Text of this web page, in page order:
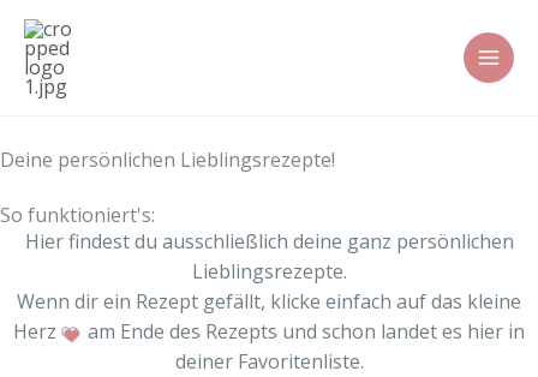
Zum
Inhalt
springen
Deine persönlichen Lieblingsrezepte!
So funktioniert's:
Hier findest du ausschließlich deine ganz persönlichen
Lieblingsrezepte.
Wenn dir ein Rezept gefällt, klicke einfach auf das kleine
Herz
am Ende des Rezepts und schon landet es hier in
deiner Favoritenliste.